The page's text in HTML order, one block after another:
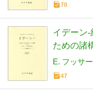
70
イデーン
ための諸
ての現象
E. フッサ
47